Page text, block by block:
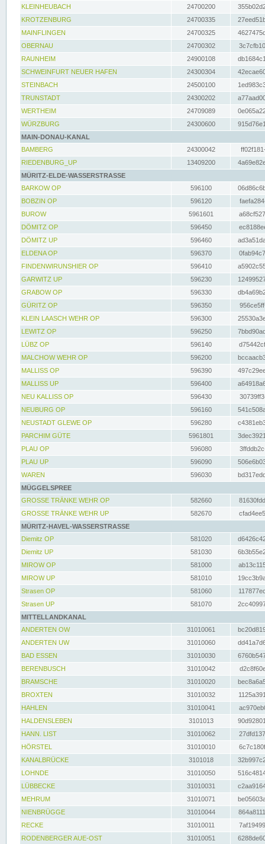
KLEINHEUBACH 24700200
KROTZENBURG
24700335
MAINFLINGEN
24700325
OBERNAU
24700302
RAUNHEIM
24900108
SCHWEINFURT NEUER HAFEN
24300304
STEINBACH
24500100
TRUNSTADT
24300202
WERTHEIM
24709089
WÜRZBURG
24300600
MAIN-DONAU-KANAL
BAMBERG
24300042
RIEDENBURG_UP
13409200
MÜRITZ-ELDE-WASSERSTRASSE
BARKOW OP
596100
BOBZIN OP
596120
BUROW
5961601
DÖMITZ OP
596450
DÖMITZ UP
596460
ELDENA OP
596370
FINDENWIRUNSHIER OP
596410
GARWITZ UP
596230
GRABOW OP
596330
GÜRITZ OP
596350
KLEIN LAASCH WEHR OP
596300
LEWITZ OP
596250
LÜBZ OP
596140
MALCHOW WEHR OP
596200
MALLISS OP
596390
MALLISS UP
596400
NEU KALLISS OP
596430
NEUBURG OP
596160
NEUSTADT GLEWE OP
596280
PARCHIM GÜTE
5961801
PLAU OP
596080
PLAU UP
596090
WAREN
596030
MÜGGELSPREE
GROSSE TRÄNKE WEHR OP
582660
GROSSE TRÄNKE WEHR UP
582670
MÜRITZ-HAVEL-WASSERSTRASSE
Diemitz OP
581020
Diemitz UP
581030
MIROW OP
581000
MIROW UP
581010
Strasen OP
581060
Strasen UP
581070
MITTELLANDKANAL
ANDERTEN OW
31010061
ANDERTEN UW
31010060
BAD ESSEN
31010030
BERENBUSCH
31010042
BRAMSCHE
31010020
BROXTEN
31010032
HAHLEN
31010041
HALDENSLEBEN
3101013
HANN. LIST
31010062
HÖRSTEL
31010010
KANALBRÜCKE
3101018
LOHNDE
31010050
LÜBBECKE
31010031
MEHRUM
31010071
NIENBRÜGGE
31010044
RECKE
31010011
RODENBERGER AUE-OST
31010051